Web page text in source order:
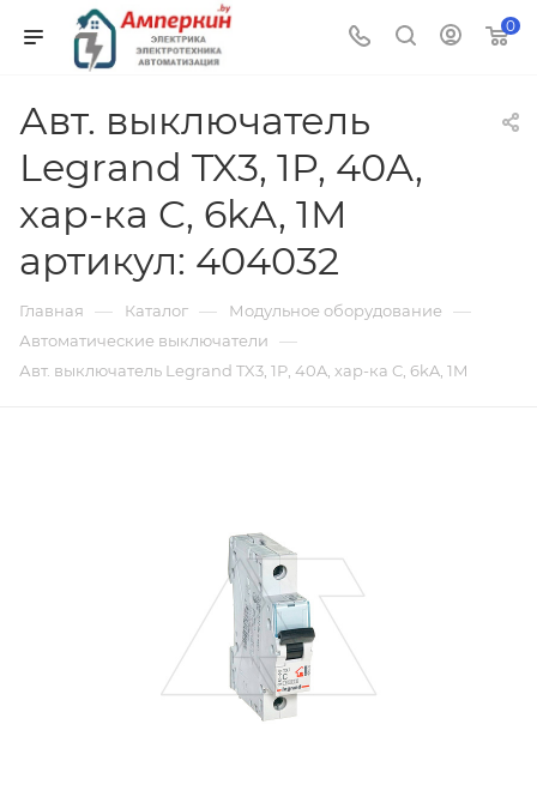
0
Авт. выключатель
Legrand TX3, 1P, 40A,
хар-ка C, 6kA, 1M
артикул: 404032
Главная — Каталог — Модульное оборудование —
Автоматические выключатели —
Авт. выключатель Legrand TX3, 1P, 40A, хар-ка C, 6kA, 1M